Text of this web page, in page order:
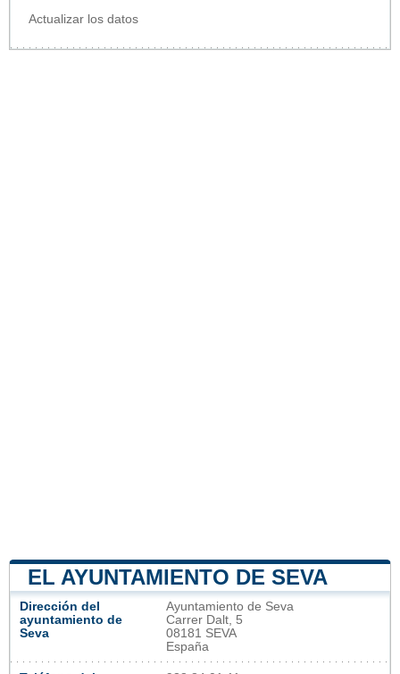
Actualizar los datos
EL AYUNTAMIENTO DE SEVA
Dirección del
ayuntamiento de
Seva
Ayuntamiento de Seva
Carrer Dalt, 5
08181 SEVA
España